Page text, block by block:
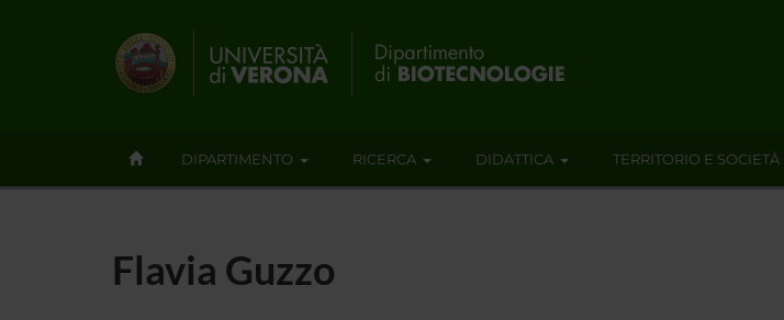
DIPARTIMENTO RICERCA DIDATTICA TERRITORIO E SOCIETÀ
Flavia Guzzo